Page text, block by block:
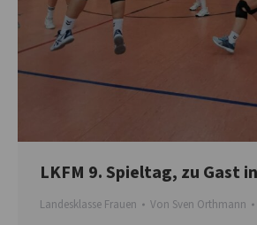
LKFM 9. Spieltag, zu Gast
Landesklasse Frauen Von Sven Orthmann